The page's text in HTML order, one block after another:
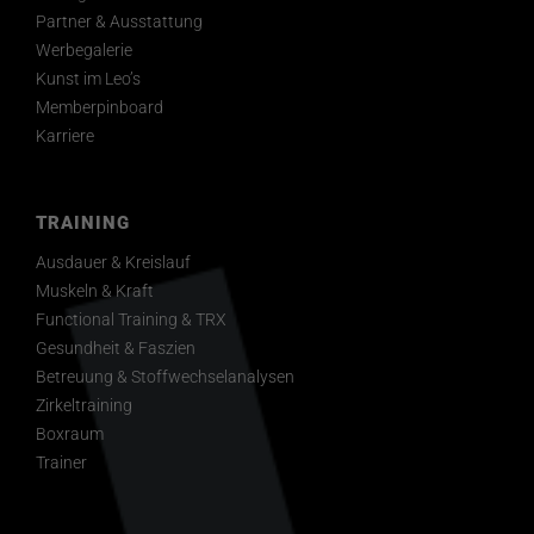
Kontakt
Partner & Ausstattung
Werbegalerie
Kunst im Leo’s
Memberpinboard
Karriere
TRAINING
Ausdauer & Kreislauf
Muskeln & Kraft
Functional Training & TRX
Gesundheit & Faszien
Betreuung & Stoffwechselanalysen
Zirkeltraining
Boxraum
Trainer